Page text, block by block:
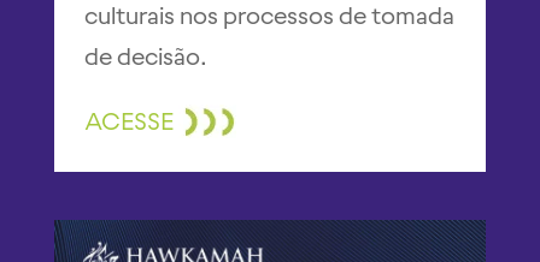
culturais nos processos de tomada
de decisão.
ACESSE